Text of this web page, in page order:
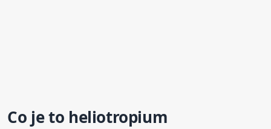
Co je to heliotropium